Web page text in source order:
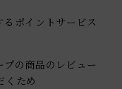
ポイントサービス
の商品のレビュー
くため